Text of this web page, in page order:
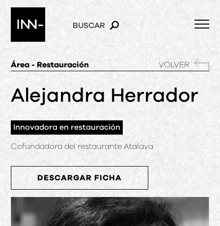
BUSCAR
Área - Restauración VOLVER
Alejandra Herrador
Innovadora en restauración
Cofundadora del restaurante Atalaya
DESCARGAR FICHA